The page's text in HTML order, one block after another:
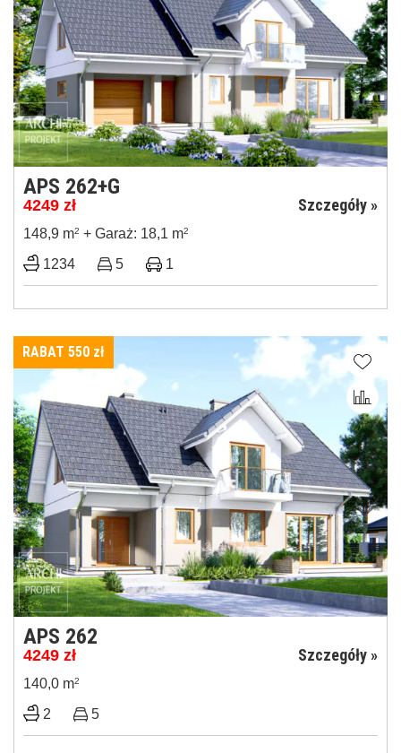
APS 262+G
4249 zł Szczegóły »
148,9 m2 + Garaż: 18,1 m2
1234 5 1
RABAT 550 zł
APS 262
4249 zł Szczegóły »
140,0 m2
2 5